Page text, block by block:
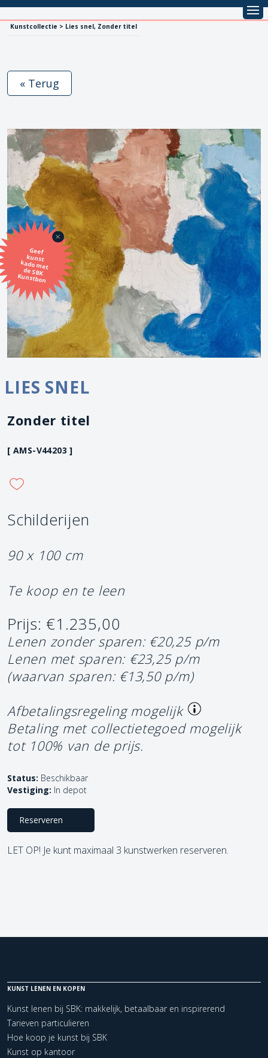
Kunstcollectie > Lies snel, Zonder titel
Geef
kunst
kado met
de SBK
Kunstbon
« Terug
LIES SNEL
Zonder titel
[ AMS-V44203 ]
Schilderijen
90 x 100 cm
Te koop en te leen
Prijs: €1.235,00
Lenen zonder sparen: €20,25 p/m
Lenen met sparen: €23,25 p/m
(waarvan sparen: €13,50 p/m)
Afbetalingsregeling mogelijk
Betaling met collectietegoed mogelijk
tot 100% van de prijs.
Status: Beschikbaar
Vestiging: In depot
Reserveren
LET OP! Je kunt maximaal 3 kunstwerken reserveren.
KUNST LENEN EN KOPEN
Kunst lenen bij SBK: makkelijk, betaalbaar en inspirerend
Tarieven particulieren
Hoe koop je kunst bij SBK
Kunst op kantoor